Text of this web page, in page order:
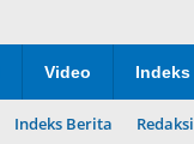
Video
Indeks Berita Redaksi